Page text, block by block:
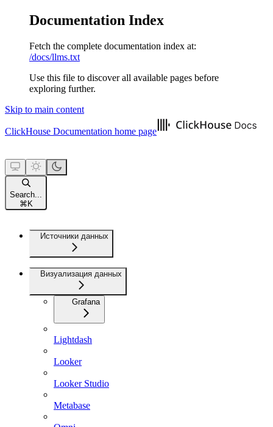
Documentation Index
Fetch the complete documentation index at:
/docs/llms.txt
Use this file to discover all available pages before
exploring further.
Skip to main content
ClickHouse Documentation home page
Search...
⌘ K
Источники данных
Визуализация данных
Grafana
Lightdash
Looker
Looker Studio
Metabase